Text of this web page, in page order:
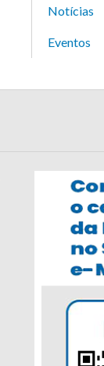
Notícias
Eventos